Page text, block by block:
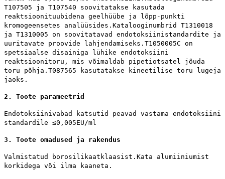
T107505 ja T107540 soovitatakse kasutada
reaktsioonituubidena geelhüübe ja lõpp-punkti
kromogeensetes analüüsides.Katalooginumbrid T1310018
ja T1310005 on soovitatavad endotoksiinistandardite ja
uuritavate proovide lahjendamiseks.T1050005C on
spetsiaalse disainiga lühike endotoksiini
reaktsioonitoru, mis võimaldab pipetiotsatel jõuda
toru põhja.T087565 kasutatakse kineetilise toru lugeja
jaoks.
2. Toote parameetrid
Endotoksiinivabad katsutid peavad vastama endotoksiini
standardile ≤0,005EU/ml
3. Toote omadused ja rakendus
Valmistatud borosilikaatklaasist.Kata alumiiniumist
korkidega või ilma kaaneta.